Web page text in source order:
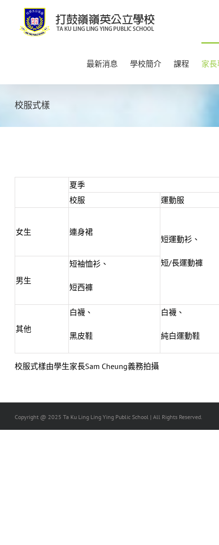
content
最新消息 學校簡介 課程 家
校服式樣
夏季
校服
運動服
女生 連身裙
短運動衫、
短/長運動褲
男生
短袖恤衫、
短西褲
其他
白襪、
黑皮鞋
白襪、
純白運動鞋
校服式樣由學生家長Sam Cheung義務拍攝
Copyright @ 2025 Ta Ku Ling Ling Ying Public School | All Rights Reserved.